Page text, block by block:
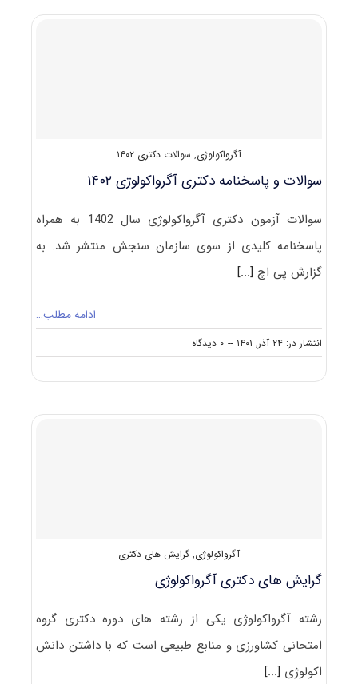
آگروتکنولوژی
آگرواکولوژی, سوالات دکتری ۱۴۰۲
سوالات و پاسخنامه دکتری آگرواکولوژی ۱۴۰۲
سوالات آزمون دکتری آگرواکولوژی سال 1402 به همراه
پاسخنامه کلیدی از سوی سازمان سنجش منتشر شد. به
گزارش پی اچ[...]
ادامه مطلب…
انتشار در: ۲۴ آذر, ۱۴۰۱ -- ۰ دیدگاه
on
سوالات
آگرواکولوژی
آگرواکولوژی, گرایش های دکتری
گرایش های دکتری آﮔﺮواﻛﻮﻟﻮژی
رشته آﮔﺮواﻛﻮﻟﻮژی یکی از رشته های دوره دکتری گروه
امتحانی کشاورزی و منابع طبیعی است که با داشتن دانش
اکولوژی [...]